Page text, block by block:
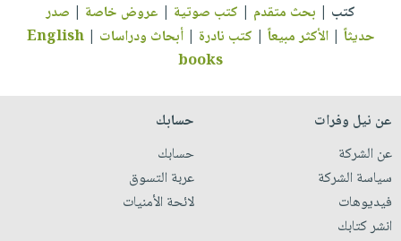
كتب | بحث متقدم | كتب صوتية | عروض خاصة | صدر
حديثاً |الأكثر مبيعاً | كتب نادرة |أبحاث ودراسات |
English
books
عن نيل وفرات
عن الشركة
سياسة الشركة
فيديوهات
انشر كتابك
حسابك
حسابك
عربة التسوق
لائحة الأمنيات